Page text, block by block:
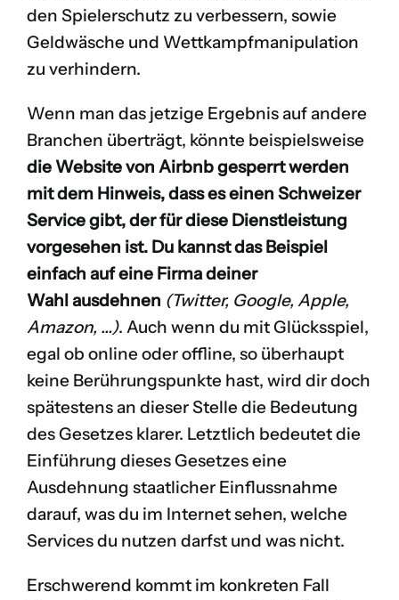
den Spielerschutz zu verbessern, sowie
Geldwäsche und Wettkampfmanipulation
zu verhindern.
Wenn man das jetzige Ergebnis auf andere
Branchen überträgt, könnte beispielsweise
die Website von Airbnb gesperrt werden
mit dem Hinweis, dass es einen Schweizer
Service gibt, der für diese Dienstleistung
vorgesehen ist. Du kannst das Beispiel
einfach auf eine Firma deiner
Wahl ausdehnen (Twitter, Google, Apple,
Amazon, …). Auch wenn du mit Glücksspiel,
egal ob online oder offline, so überhaupt
keine Berührungspunkte hast, wird dir doch
spätestens an dieser Stelle die Bedeutung
des Gesetzes klarer. Letztlich bedeutet die
Einführung dieses Gesetzes eine
Ausdehnung staatlicher Einflussnahme
darauf, was du im Internet sehen, welche
Services du nutzen darfst und was nicht.
Erschwerend kommt im konkreten Fall